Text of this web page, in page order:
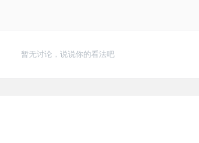
暂无讨论，说说你的看法吧